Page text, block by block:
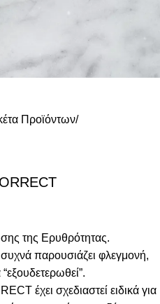
Προϊόντων
της Ερυθρότητας.
παρουσιάζει φλεγμονή,
έχει σχεδιαστεί ειδικά για